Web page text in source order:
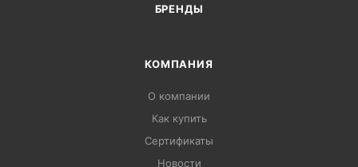
БРЕНДЫ
КОМПАНИЯ
О компании
Как купить
Сертификаты
Новости